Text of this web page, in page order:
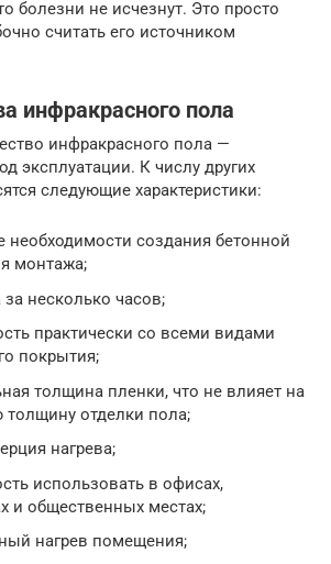
болезни не исчезнут. Это просто
считать его источником
инфракрасного пола
инфракрасного пола —
эксплуатации. К числу других
следующие характеристики:
необходимости создания бетонной
монтажа;
за несколько часов;
практически со всеми видами
покрытия;
толщина пленки, что не влияет на
толщину отделки пола;
нагрева;
использовать в офисах,
и общественных местах;
нагрев помещения;